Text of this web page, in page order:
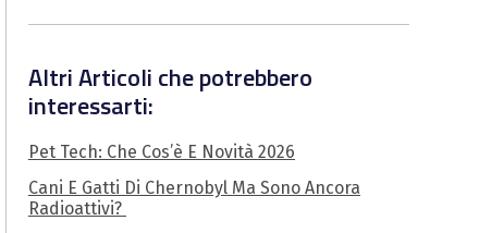
Altri Articoli che potrebbero
interessarti:
Pet Tech: Che Cos’è E Novità 2026
Cani E Gatti Di Chernobyl Ma Sono Ancora
Radioattivi?